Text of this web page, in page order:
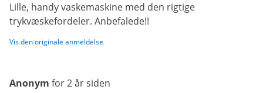
Lille, handy vaskemaskine med den rigtige
trykvæskefordeler. Anbefalede!!
Vis den originale anmeldelse
Anonym for 2 år siden